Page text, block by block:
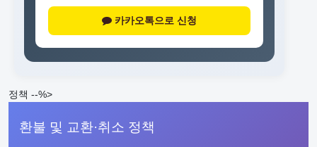
카카오톡으로 신청
정책 --%>
환불 및 교환·취소 정책